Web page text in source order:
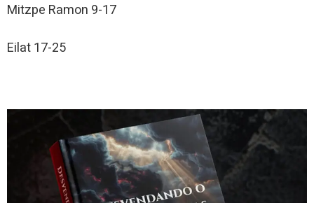
Mitzpe Ramon 9-17
Eilat 17-25